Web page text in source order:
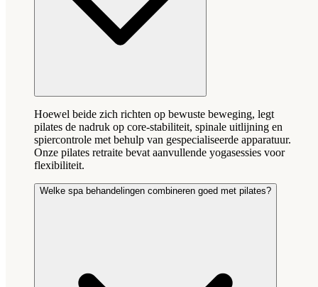
Hoewel beide zich richten op bewuste beweging, legt
pilates de nadruk op core-stabiliteit, spinale uitlijning en
spiercontrole met behulp van gespecialiseerde apparatuur.
Onze pilates retraite bevat aanvullende yogasessies voor
flexibiliteit.
Welke spa behandelingen combineren goed met pilates?